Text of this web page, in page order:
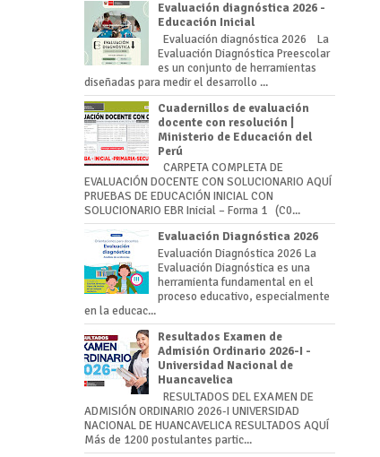
Evaluación diagnóstica 2026 -
Educación Inicial
Evaluación diagnóstica 2026 La
Evaluación Diagnóstica Preescolar
es un conjunto de herramientas
diseñadas para medir el desarrollo ...
Cuadernillos de evaluación
docente con resolución |
Ministerio de Educación del
Perú
CARPETA COMPLETA DE
EVALUACIÓN DOCENTE CON SOLUCIONARIO AQUÍ
PRUEBAS DE EDUCACIÓN INICIAL CON
SOLUCIONARIO EBR Inicial – Forma 1 (C0...
Evaluación Diagnóstica 2026
Evaluación Diagnóstica 2026 La
Evaluación Diagnóstica es una
herramienta fundamental en el
proceso educativo, especialmente
en la educac...
Resultados Examen de
Admisión Ordinario 2026-I -
Universidad Nacional de
Huancavelica
RESULTADOS DEL EXAMEN DE
ADMISIÓN ORDINARIO 2026-I UNIVERSIDAD
NACIONAL DE HUANCAVELICA RESULTADOS AQUÍ
Más de 1200 postulantes partic...